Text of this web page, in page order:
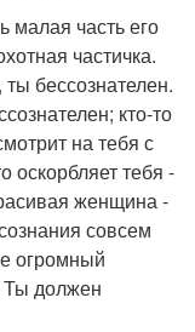
малая часть его
частичка.
бессознателен.
кто-то
на тебя с
оскорбляет тебя -
женщина -
совсем
огромный
Ты должен